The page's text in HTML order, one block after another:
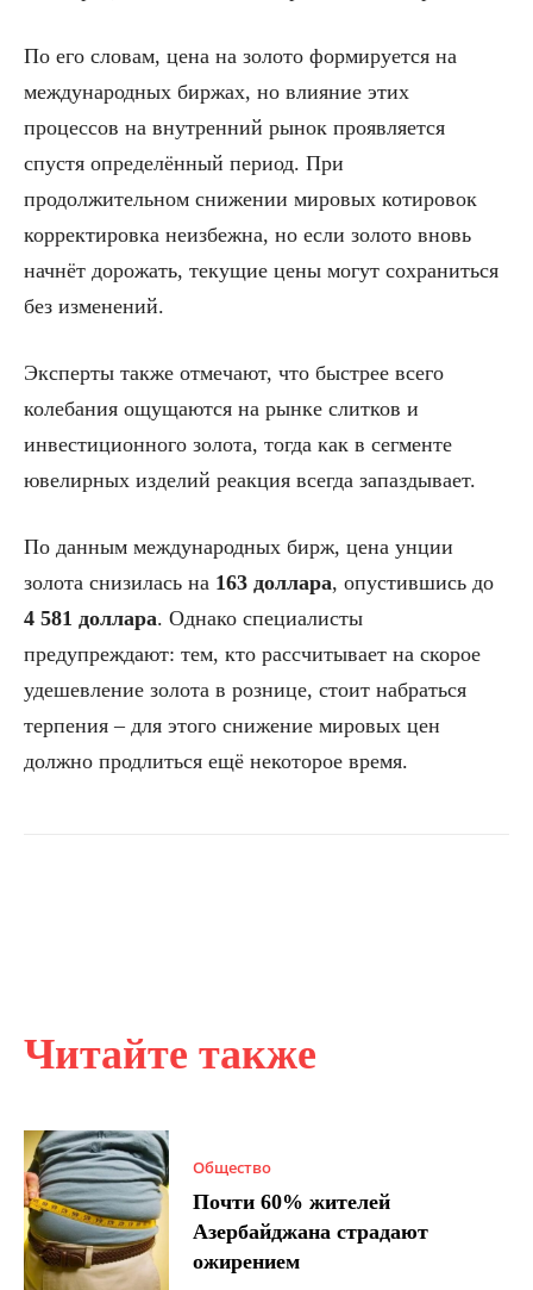
Читайте также
Общество
Почти 60% жителей
Азербайджана страдают
ожирением
По его словам, цена на золото формируется на
международных биржах, но влияние этих
процессов на внутренний рынок проявляется
спустя определённый период. При
продолжительном снижении мировых котировок
корректировка неизбежна, но если золото вновь
начнёт дорожать, текущие цены могут сохраниться
без изменений.
Эксперты также отмечают, что быстрее всего
колебания ощущаются на рынке слитков и
инвестиционного золота, тогда как в сегменте
ювелирных изделий реакция всегда запаздывает.
По данным международных бирж, цена унции
золота снизилась на 163 доллара, опустившись до
4 581 доллара. Однако специалисты
предупреждают: тем, кто рассчитывает на скорое
удешевление золота в рознице, стоит набраться
терпения – для этого снижение мировых цен
должно продлиться ещё некоторое время.